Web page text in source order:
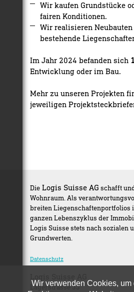
Wir kaufen Grundstücke
fairen Konditionen.
Wir realisieren
bestehende
Im Jahr 2024 befanden sich
Entwicklung oder im Bau.
Mehr zu unseren Projekten
jeweiligen
Die Logis Suisse AG schafft
Wohnraum. Als
breiten Liegenschaftenportfolios
ganzen Lebenszyklus der
Logis Suisse stets nach sozialen
Grundwerten.
Datenschutz
Lagerstrasse 33
Wir verwenden Cookies,